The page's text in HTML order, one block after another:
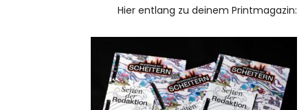
Hier entlang zu deinem Printmagazin: